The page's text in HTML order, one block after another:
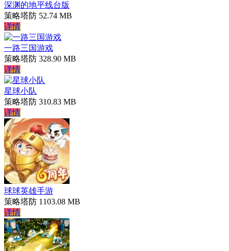
深渊的地平线台版
策略塔防 52.74 MB
详情
一路三国游戏
策略塔防 328.90 MB
详情
星球小队
策略塔防 310.83 MB
详情
球球英雄手游
策略塔防 1103.08 MB
详情